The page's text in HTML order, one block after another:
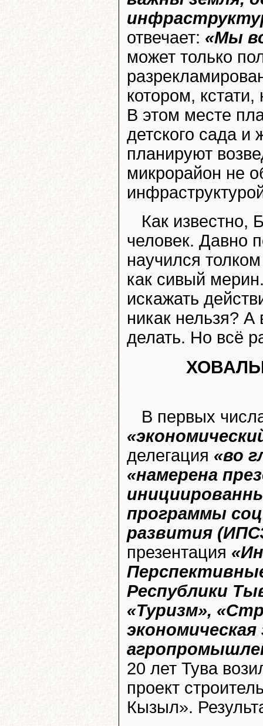
отвечает: «Мы
может только
котором,
В этом месте
детского сада и
планируют
микрорайон не
Как известно,
человек. Давно
научился
как сивый
искажать
никак нельзя? А
делать. Но всё
В первых
делегация «во
«намерена
программы
развития
презентация
Республики
«Туризм»,
20 лет Тува
проект
Кызыл».